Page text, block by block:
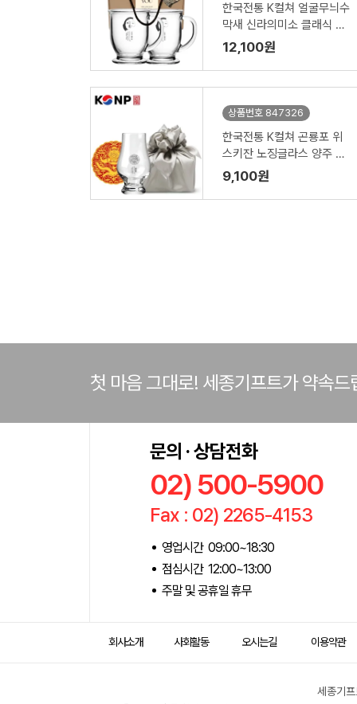
한국전통 K컬쳐 얼굴무늬수
막새 신라의미소 클래식 글
라스 머그컵 440ml 2P 기
프팅
12,100원
상품번호 847326
한국전통 K컬쳐 곤룡포 위
스키잔 노징글라스 양주 니
트잔 170ml (보자기 포장)
9,100원
첫 마음 그대로! 세종기프트가 약속드
문의 · 상담전화
02) 500-5900
Fax : 02) 2265-4153
영업시간 09:00~18:30
점심시간 12:00~13:00
주말 및 공휴일 휴무
회사소개 사회활동 오시는길 이용약관
세종기